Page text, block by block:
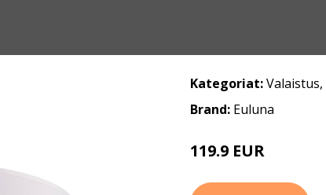
Kategoriat:Valaistus,
Brand: Euluna
119.9 EUR